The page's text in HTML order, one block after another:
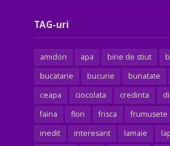
TAG-uri
amidon apa bine de stiut
bucatarie
bucurie bunatate
ceapa
ciocolata credinta
faina
flori frisca frumusete
inedit
interesant lamaie